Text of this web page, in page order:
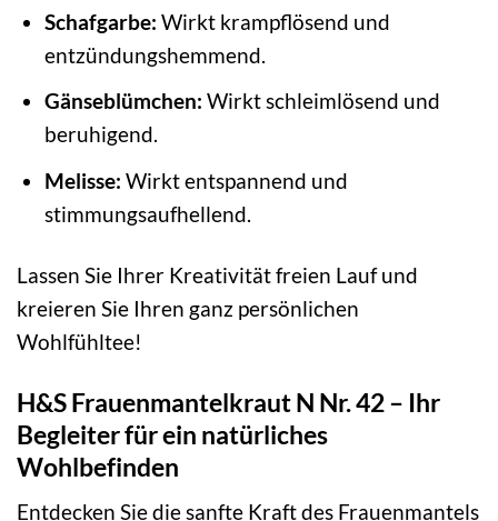
Schafgarbe: Wirkt krampflösend und
entzündungshemmend.
Gänseblümchen: Wirkt schleimlösend und
beruhigend.
Melisse: Wirkt entspannend und
stimmungsaufhellend.
Lassen Sie Ihrer Kreativität freien Lauf und
kreieren Sie Ihren ganz persönlichen
Wohlfühltee!
H&S Frauenmantelkraut N Nr. 42 – Ihr
Begleiter für ein natürliches
Wohlbefinden
Entdecken Sie die sanfte Kraft des Frauenmantels